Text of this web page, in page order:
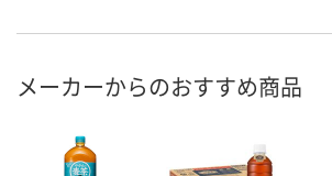
メーカーからのおすすめ商品